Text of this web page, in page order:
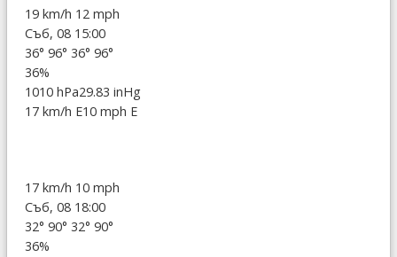
19 km/h 12 mph
Съб, 08 15:00
36° 96° 36° 96°
36%
1010 hPa29.83 inHg
17 km/h E10 mph E
17 km/h 10 mph
Съб, 08 18:00
32° 90° 32° 90°
36%